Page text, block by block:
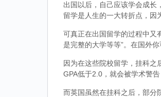
出国以后，自己应该学会成长
留学是人生的一大转折点，因
可真正在出国留学的过程中又
是完整的大学等等”。在国外
因为在这些院校留学，挂科之
GPA低于2.0，就会被学术警
而英国虽然在挂科之后，部分